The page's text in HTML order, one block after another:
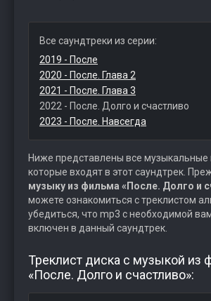
Все саундтреки из серии:
2019 - После
2020 - После. Глава 2
2021 - После. Глава 3
2022 - После. Долго и счастливо
2023 - После. Навсегда
Ниже представлены все музыкальные
которые входят в этот саундтрек.
музыку из фильма «После. Долго и
можете ознакомиться с треклистом
убедиться, что mp3 с необходимой
включен в данный саундтрек.
Треклист диска с музыкой из
«После. Долго и счастливо»: